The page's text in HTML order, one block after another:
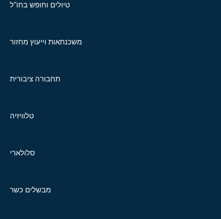
טיולים וחופש בחו"ל
משכנתאות וייעוץ מחזור
תחבורה ציבורית
טלוויזיה
סלולארי
מבשלים כשר